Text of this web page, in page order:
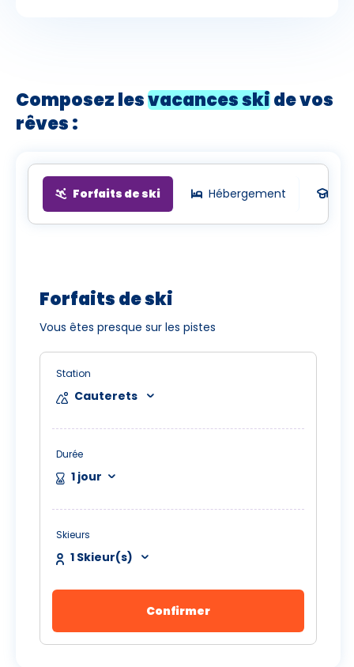
Composez lesvacances skide vos
rêves :
Forfaits de ski Hébergement
Forfaits de ski
Vous êtes presque sur les pistes
Station
Cauterets
Durée
1 jour
Skieurs
1Skieur(s)
Confirmer